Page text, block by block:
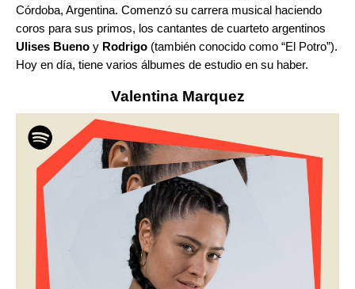
Córdoba, Argentina. Comenzó su carrera musical haciendo
coros para sus primos, los cantantes de cuarteto argentinos
Ulises Bueno y Rodrigo (también conocido como “El Potro”).
Hoy en día, tiene varios álbumes de estudio en su haber.
Valentina Marquez